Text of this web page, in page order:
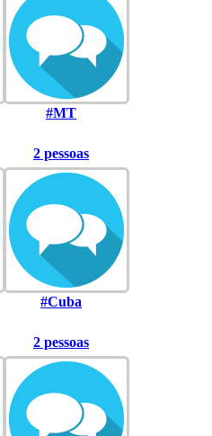
#MT
2 pessoas
#Cuba
2 pessoas